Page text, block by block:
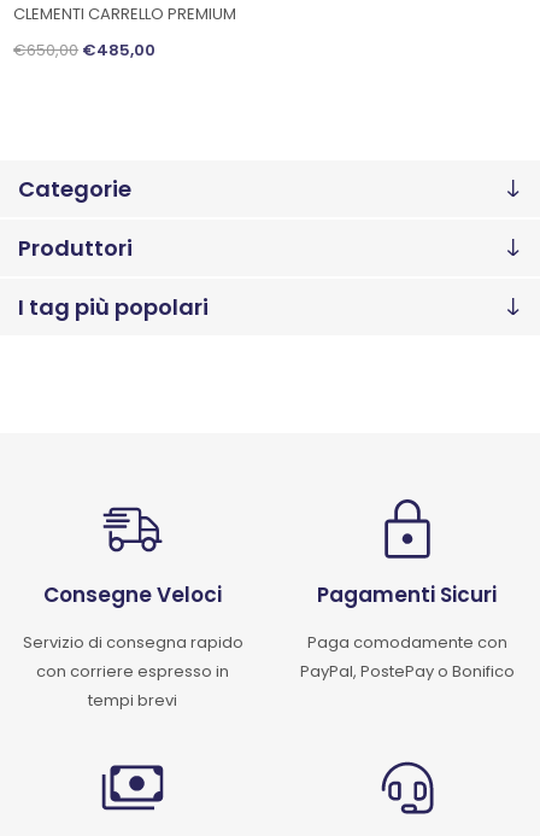
Categorie
Produttori
I tag più popolari
CLEMENTI CARRELLO PREMIUM
€650,00 €485,00
Consegne Veloci
Servizio di consegna rapido
con corriere espresso in
tempi brevi
Pagamenti Sicuri
Paga comodamente con
PayPal, PostePay o Bonifico